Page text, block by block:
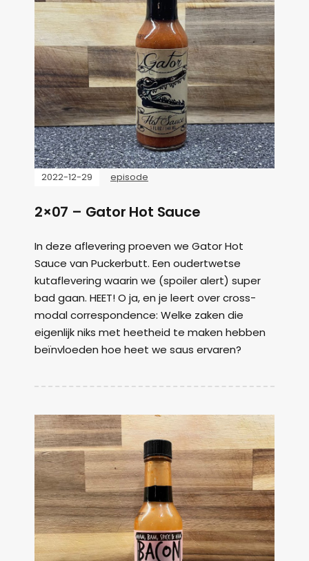
2022-12-29 episode
2×07 – Gator Hot Sauce
In deze aflevering proeven we Gator Hot
Sauce van Puckerbutt. Een oudertwetse
kutaflevering waarin we (spoiler alert) super
bad gaan. HEET! O ja, en je leert over cross-
modal correspondence: Welke zaken die
eigenlijk niks met heetheid te maken hebben
beïnvloeden hoe heet we saus ervaren?